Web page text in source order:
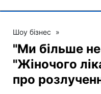
Шоу бізнес »
"Ми більше
"Жіночого
про